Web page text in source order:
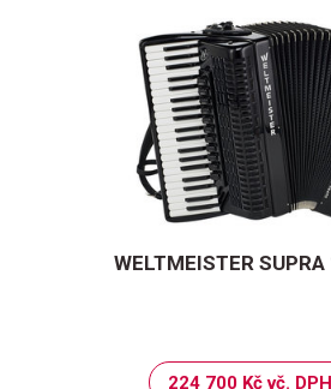
WELTMEISTER
224 700 Kč vč. DPH